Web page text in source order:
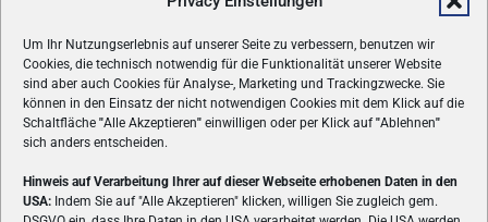
Um Ihr Nutzungserlebnis auf unserer Seite zu verbessern, benutzen wir
Cookies, die technisch notwendig für die Funktionalität unserer Website
sind aber auch Cookies für Analyse-, Marketing und Trackingzwecke. Sie
können in den Einsatz der nicht notwendigen Cookies mit dem Klick auf die
Schaltfläche "Alle Akzeptieren" einwilligen oder per Klick auf"Ablehnen"
sich anders entscheiden.
Hinweis auf Verarbeitung Ihrer auf dieser Webseite erhobenen Daten in den
USA: Indem Sie auf "Alle Akzeptieren" klicken, willigen Sie zugleich gem.
ÜBER UNS